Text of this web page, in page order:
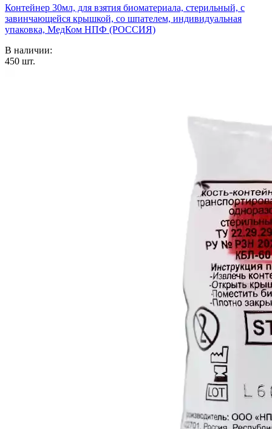
Контейнер 30мл, для взятия биоматериала, стерильный, с
завинчающейся крышкой, со шпателем, индивидуальная
упаковка, МедКом НПФ (РОССИЯ)
В наличии:
450 шт.